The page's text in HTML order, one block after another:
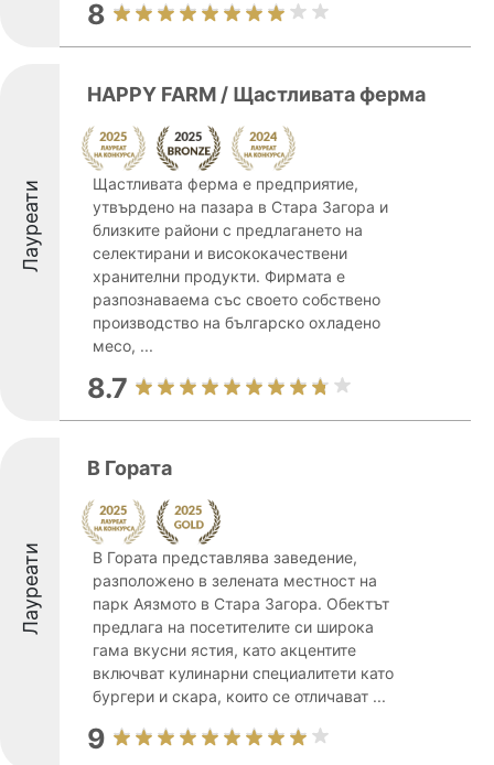
8
Лауреати
HAPPY FARM / Щастливата ферма
Щастливата ферма е предприятие,
утвърдено на пазара в Стара Загора и
близките райони с предлагането на
селектирани и висококачествени
хранителни продукти. Фирмата е
разпознаваема със своето собствено
производство на българско охладено
месо, ...
8.7
Лауреати
В Гората
В Гората представлява заведение,
разположено в зелената местност на
парк Аязмото в Стара Загора. Обектът
предлага на посетителите си широка
гама вкусни ястия, като акцентите
включват кулинарни специалитети като
бургери и скара, които се отличават ...
9